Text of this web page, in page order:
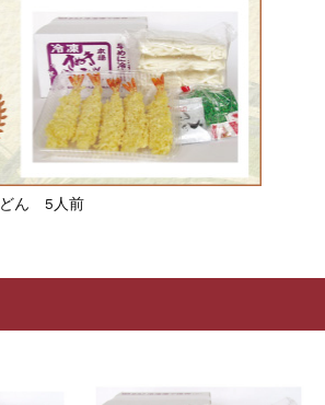
どん 5人前